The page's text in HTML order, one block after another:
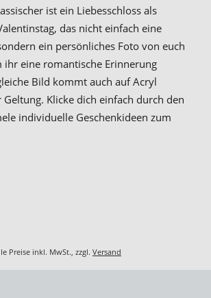
ist ein Liebesschloss als
das nicht einfach eine
ein persönliches Foto von euch
ihr eine romantische Erinnerung
Bild kommt auch auf Acryl
Klicke dich einfach durch den
individuelle Geschenkideen zum
Preise inkl. MwSt., zzgl. Versand